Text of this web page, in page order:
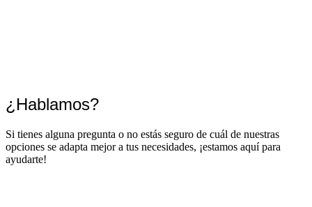
¿Hablamos?
Si tienes alguna pregunta o no estás seguro de cuál de nuestras
opciones se adapta mejor a tus necesidades, ¡estamos aquí para
ayudarte!